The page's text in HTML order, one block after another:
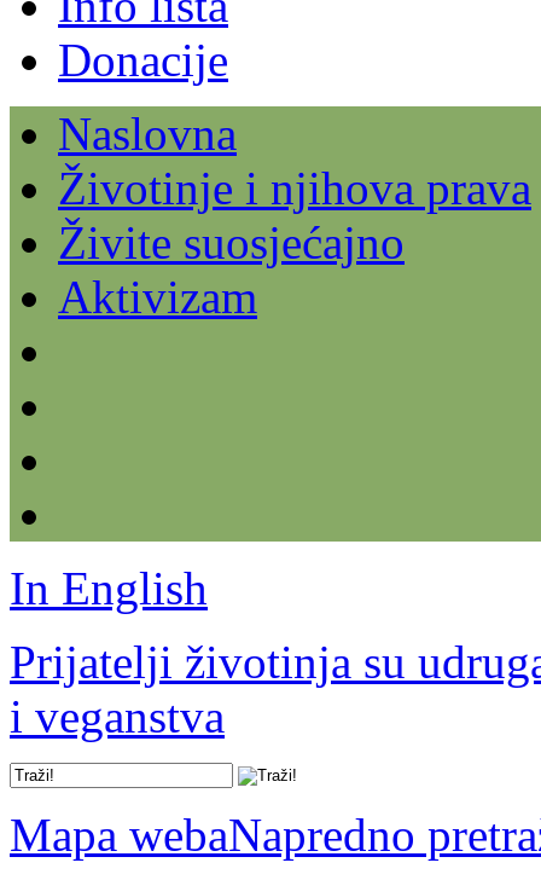
Donacije
Naslovna
Životinje i njihova prava
Živite suosjećajno
Aktivizam
In English
Prijatelji životinja su
i veganstva
Mapa webaNapredno